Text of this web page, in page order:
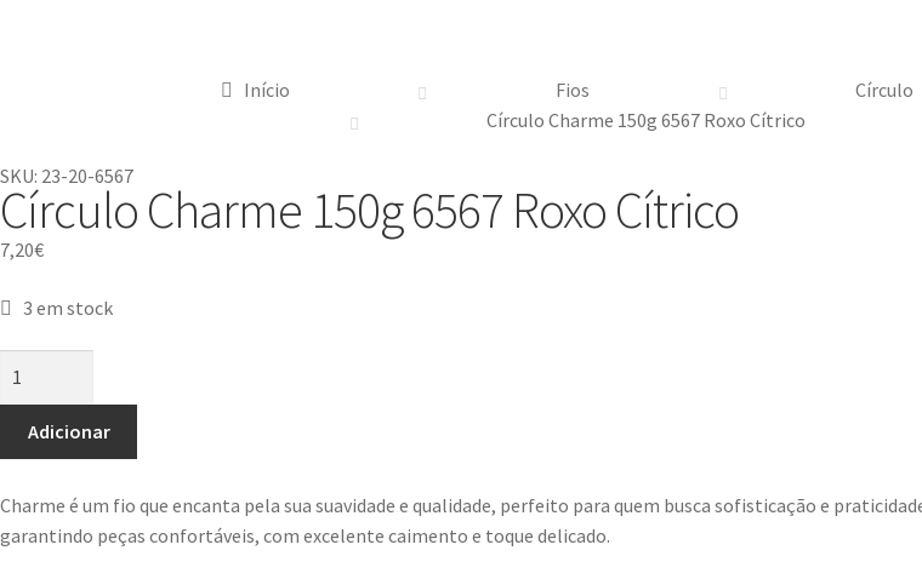
Início Fios Círculo
Círculo Charme 150g 6567 Roxo Cítrico
SKU: 23-20-6567
Círculo Charme 150g 6567 Roxo Cítrico
7,20€
3 em stock
Adicionar
Charme é um fio que encanta pela sua suavidade e qualidade, perfeito para quem busca sofisticação e
garantindo peças confortáveis, com excelente caimento e toque delicado.